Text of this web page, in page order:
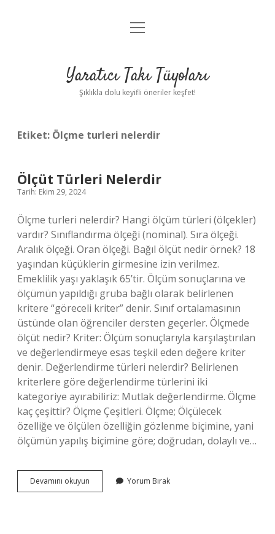
Anasayfa
Yasal Uyarı
menüyü
Yaratıcı Takı Tüyoları
Şıklıkla dolu keyifli öneriler keşfet!
Etiket: Ölçme turleri nelerdir
Ölçüt Türleri Nelerdir
Tarih: Ekim 29, 2024
Ölçme turleri nelerdir? Hangi ölçüm türleri (ölçekler)
vardır? Sınıflandırma ölçeği (nominal). Sıra ölçeği.
Aralık ölçeği. Oran ölçeği. Bağıl ölçüt nedir örnek? 18
yaşından küçüklerin girmesine izin verilmez.
Emeklilik yaşı yaklaşık 65’tir. Ölçüm sonuçlarına ve
ölçümün yapıldığı gruba bağlı olarak belirlenen
kritere “göreceli kriter” denir. Sınıf ortalamasının
üstünde olan öğrenciler dersten geçerler. Ölçmede
ölçüt nedir? Kriter: Ölçüm sonuçlarıyla karşılaştırılan
ve değerlendirmeye esas teşkil eden değere kriter
denir. Değerlendirme türleri nelerdir? Belirlenen
kriterlere göre değerlendirme türlerini iki
kategoriye ayırabiliriz: Mutlak değerlendirme. Ölçme
kaç çeşittir? Ölçme Çeşitleri. Ölçme; Ölçülecek
özelliğe ve ölçülen özelliğin gözlenme biçimine, yani
ölçümün yapılış biçimine göre; doğrudan, dolaylı ve…
Devamını okuyun
Türleri
Yorum Bırak